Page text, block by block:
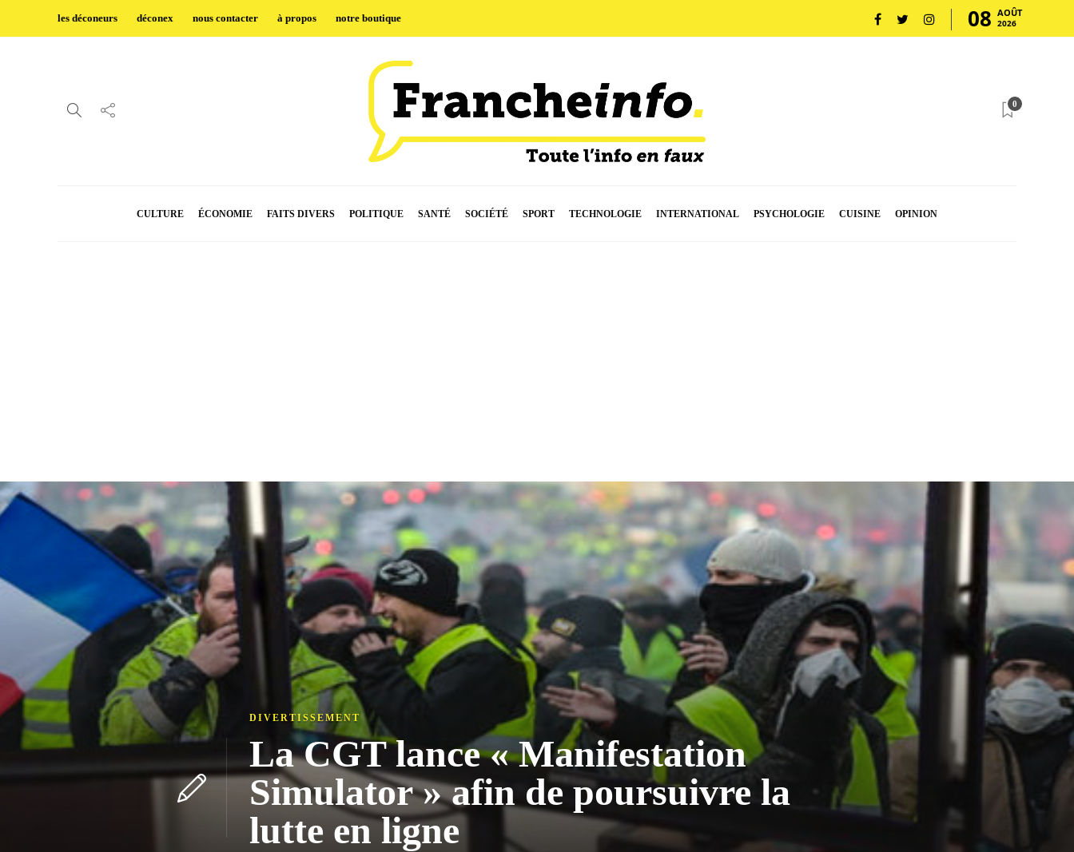
les déconeurs déconex nous contacter à propos notre boutique 08 AOÛT
2026
0
CULTURE ÉCONOMIE FAITS DIVERS POLITIQUE SANTÉ SOCIÉTÉ SPORT TECHNOLOGIE INTERNATIONAL PSYCHOLOGIE CUISINE OPINION
DIVERTISSEMENT
La CGT lance « Manifestation
Simulator » afin de poursuivre la
lutte en ligne